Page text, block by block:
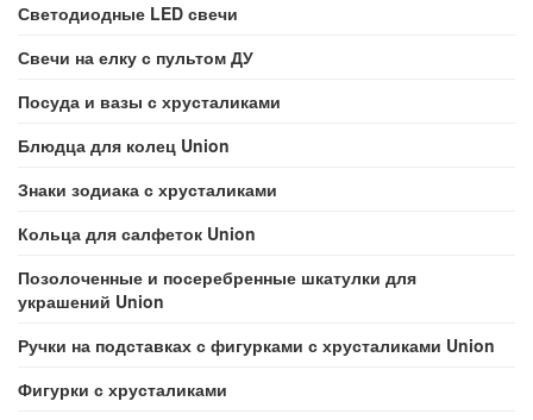
Светодиодные LED свечи
Свечи на елку с пультом ДУ
Посуда и вазы с хрусталиками
Блюдца для колец Union
Знаки зодиака с хрусталиками
Кольца для салфеток Union
Позолоченные и посеребренные шкатулки для
украшений Union
Ручки на подставках с фигурками с хрусталиками Union
Фигурки с хрусталиками